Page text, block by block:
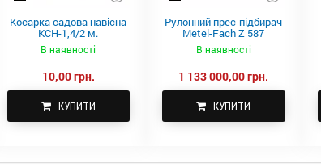
Косарка садова навісна
КСН-1,4/2 м.
В наявності
10,00 грн.
КУПИТИ
Рулонний прес-підбирач
Metel-Fach Z 587
В наявності
1 133 000,00 грн.
КУПИТИ